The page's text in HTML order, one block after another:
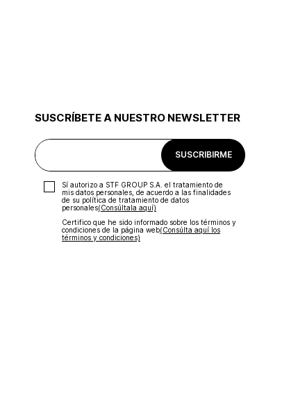
SUSCRÍBETE A NUESTRO NEWSLETTER
SUSCRIBIRME
Sí autorizo a STF GROUP S.A. el tratamiento de
mis datos personales, de acuerdo a las finalidades
de su política de tratamiento de datos
personales‎(Consúltala aquí)
Certifico que he sido informado sobre los términos y
condiciones de la página web‎(Consúlta aquí los
términos y condiciones)